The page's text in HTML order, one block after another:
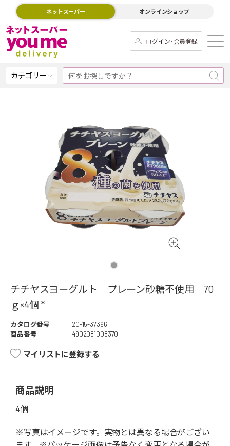
ネットスーパー オンラインショップ
ログイン･会員登録
カテゴリー
チチヤスヨーグルト プレーン砂糖不使用 70
ｇ×4個 *
カタログ番号
20-15-37396
商品番号
4902081008370
マイリストに登録する
商品説明
4個
※写真はイメージです。実物とは異なる場合がござい